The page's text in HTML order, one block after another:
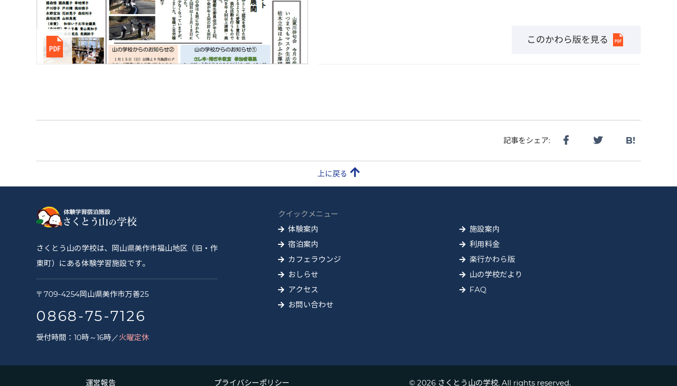
このかわら版を見る
記事をシェア: B!
上に戻る
さくとう山の学校は、岡山県美作市福山地区（旧・作
東町）にある体験学習施設です。
さ
く
と
う
〒 709-4254岡山県美作市万善25
0868-75-7126
受付時間：10時～16時／火曜定休
クイックメニュー
体験案内
施設案内
宿泊案内
利用料金
カフェラウンジ
楽行かわら版
おしらせ
山の学校だより
アクセス
FAQ
お問い合わせ
運営報告 プライバシーポリシー © 2026 さくとう山の学校. All rights reserved.